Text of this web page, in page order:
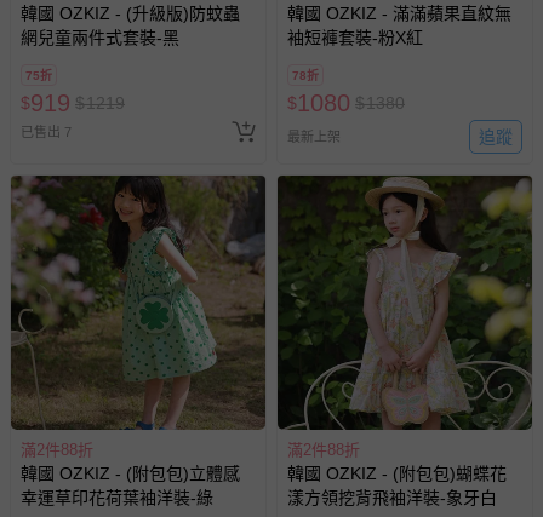
韓國 OZKIZ - (升級版)防蚊蟲
網兒童兩件式套裝-黑
75折
$919 $1219
已售出 7
韓國 OZKIZ - 滿滿蘋果直紋無
袖短褲套裝-粉X紅
78折
$1080 $1380
最新上架 追蹤
滿2件88折
韓國 OZKIZ - (附包包)立體感
幸運草印花荷葉袖洋裝-綠
滿2件88折
韓國 OZKIZ - (附包包)蝴蝶花
漾方領挖背飛袖洋裝-象牙白